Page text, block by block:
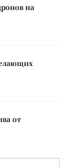
на
от